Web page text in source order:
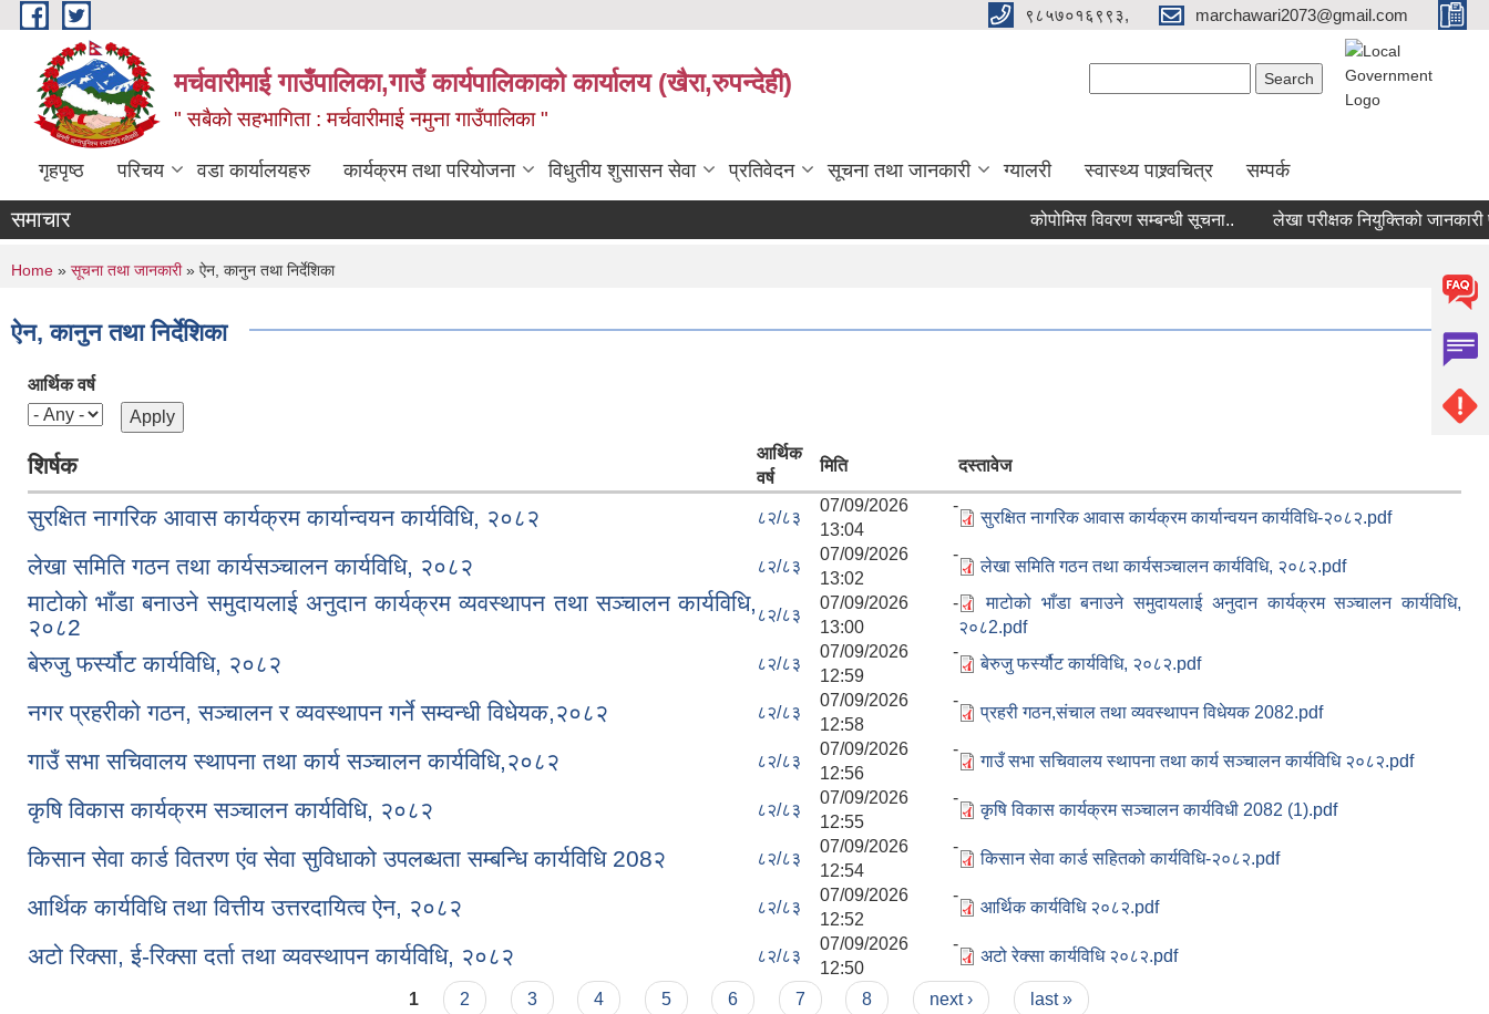
Skip to main content ९८५७०१६९९३, marchawari2073@gmail.com
मर्चवारीमाई गाउँपालिका,गाउँ कार्यपालिकाको कार्यालय (खैरा,रुपन्देही)
" सबैको सहभागिता : मर्चवारीमाई नमुना गाउँपालिका "
गृहपृष्ठ परिचय वडा कार्यालयहरु कार्यक्रम तथा परियोजना विधुतीय शुसासन सेवा प्रतिवेदन सूचना तथा जानकारी ग्यालरी स्वास्थ्य पाश्र्वचित्र सम्पर्क
समाचार कोपोमिस विवरण सम्बन्धी सूचना.. लेखा परीक्षक नियुक्तिको जानकारी
You are here
Home » सूचना तथा जानकारी» ऐन, कानुन तथा निर्देशिका
ऐन, कानुन तथा निर्देशिका
आर्थिक वर्ष
शिर्षक
आर्थिक
वर्ष
मिति दस्तावेज
सुरक्षित नागरिक आवास कार्यक्रम कार्यान्वयन कार्यविधि, २०८२ ८२/८३
07/09/2026 -
13:04
सुरक्षित नागरिक आवास कार्यक्रम कार्यान्वयन कार्यविधि-२०८२.pdf
लेखा समिति गठन तथा कार्यसञ्चालन कार्यविधि, २०८२ ८२/८३
07/09/2026 -
13:02
लेखा समिति गठन तथा कार्यसञ्चालन कार्यविधि, २०८२.pdf
माटोको भाँडा बनाउने समुदायलाई अनुदान कार्यक्रम व्यवस्थापन तथा सञ्चालन कार्यविधि,
२०८2
८२/८३
07/09/2026 -
13:00
माटोको भाँडा बनाउने समुदायलाई अनुदान कार्यक्रम सञ्चालन कार्यविधि,
२०८2.pdf
बेरुजु फर्स्यौट कार्यविधि, २०८२ ८२/८३
07/09/2026 -
12:59
बेरुजु फर्स्यौट कार्यविधि, २०८२.pdf
नगर प्रहरीको गठन, सञ्चालन र व्यवस्थापन गर्ने सम्वन्धी विधेयक,२०८२ ८२/८३
07/09/2026 -
12:58
प्रहरी गठन,संचाल तथा व्यवस्थापन विधेयक 2082.pdf
गाउँ सभा सचिवालय स्थापना तथा कार्य सञ्चालन कार्यविधि,२०८२ ८२/८३
07/09/2026 -
12:56
गाउँ सभा सचिवालय स्थापना तथा कार्य सञ्चालन कार्यविधि २०८२.pdf
कृषि विकास कार्यक्रम सञ्चालन कार्यविधि, २०८२ ८२/८३
07/09/2026 -
12:55
कृषि विकास कार्यक्रम सञ्चालन कार्यविधी 2082 (1).pdf
किसान सेवा कार्ड वितरण एंव सेवा सुविधाको उपलब्धता सम्बन्धि कार्यविधि 208२ ८२/८३
07/09/2026 -
12:54
किसान सेवा कार्ड सहितको कार्यविधि-२०८२.pdf
आर्थिक कार्यविधि तथा वित्तीय उत्तरदायित्व ऐन, २०८२ ८२/८३
07/09/2026 -
12:52
आर्थिक कार्यविधि २०८२.pdf
अटो रिक्सा, ई-रिक्सा दर्ता तथा व्यवस्थापन कार्यविधि, २०८२ ८२/८३
07/09/2026 -
12:50
अटो रेक्सा कार्यविधि २०८२.pdf
1 2 3 4 5 6 7 8 next › last »